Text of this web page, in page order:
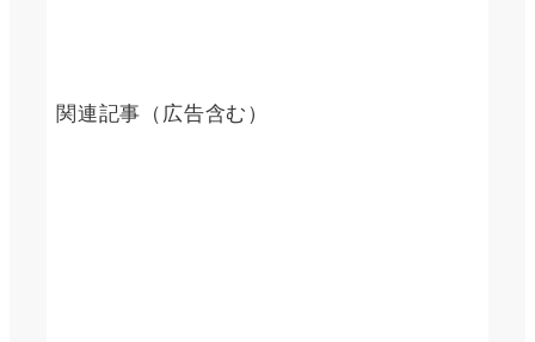
関連記事（広告含む）